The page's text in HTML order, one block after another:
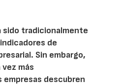
sido tradicionalmente
de
Sin embargo,
más
descubren